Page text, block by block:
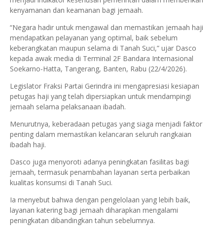
kenyamanan dan keamanan bagi jemaah.
“Negara hadir untuk mengawal dan memastikan jemaah haji
mendapatkan pelayanan yang optimal, baik sebelum
keberangkatan maupun selama di Tanah Suci,” ujar Dasco
kepada awak media di Terminal 2F Bandara Internasional
Soekarno-Hatta, Tangerang, Banten, Rabu (22/4/2026).
Legislator Fraksi Partai Gerindra ini mengapresiasi kesiapan
petugas haji yang telah dipersiapkan untuk mendampingi
jemaah selama pelaksanaan ibadah.
Menurutnya, keberadaan petugas yang siaga menjadi faktor
penting dalam memastikan kelancaran seluruh rangkaian
ibadah haji.
Dasco juga menyoroti adanya peningkatan fasilitas bagi
jemaah, termasuk penambahan layanan serta perbaikan
kualitas konsumsi di Tanah Suci.
Ia menyebut bahwa dengan pengelolaan yang lebih baik,
layanan katering bagi jemaah diharapkan mengalami
peningkatan dibandingkan tahun sebelumnya.